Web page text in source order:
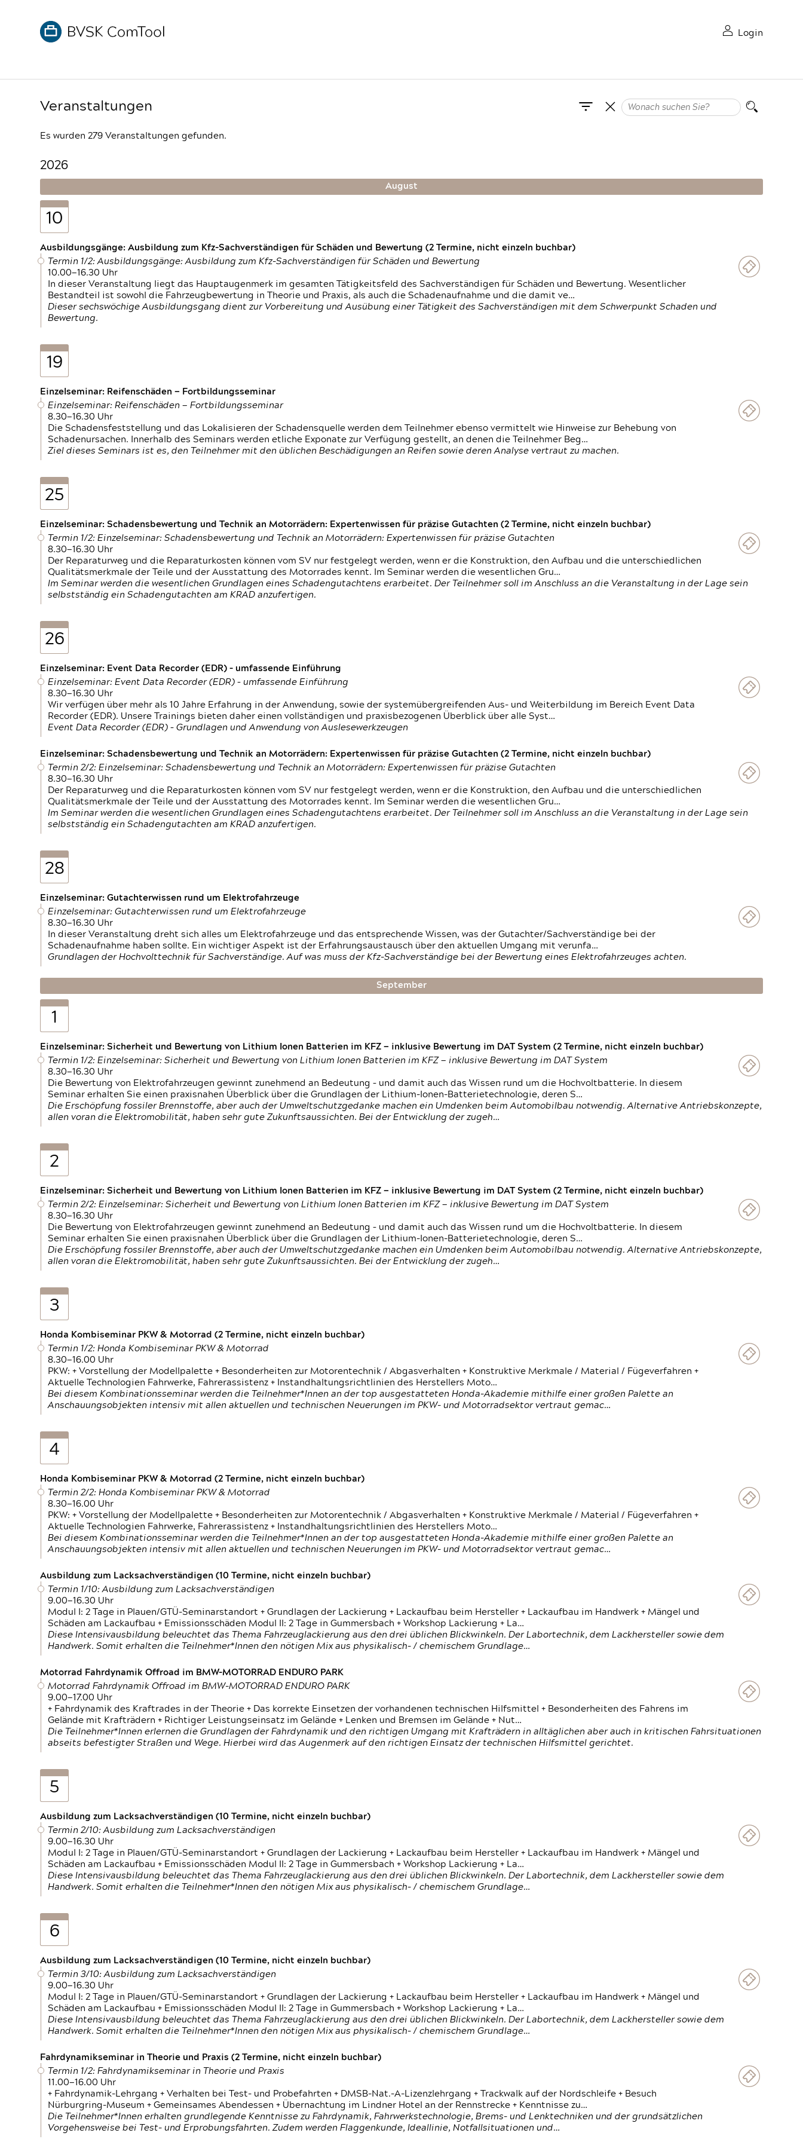
Login
Veranstaltungen
Es wurden 279 Veranstaltungen gefunden.
2026
August
10
Ausbildungsgänge: Ausbildung zum Kfz-Sachverständigen für Schäden und Bewertung (2 Termine, nicht einzeln buchbar)
Termin 1/2: Ausbildungsgänge: Ausbildung zum Kfz-Sachverständigen für Schäden und Bewertung
10.00—16.30 Uhr
In dieser Veranstaltung liegt das Hauptaugenmerk im gesamten Tätigkeitsfeld des Sachverständigen für Schäden und Bewertung. Wesentlicher
Bestandteil ist sowohl die Fahrzeugbewertung in Theorie und Praxis, als auch die Schadenaufnahme und die damit ve…
Dieser sechswöchige Ausbildungsgang dient zur Vorbereitung und Ausübung einer Tätigkeit des Sachverständigen mit dem Schwerpunkt Schaden und
Bewertung.
19
Einzelseminar: Reifenschäden — Fortbildungsseminar
Einzelseminar: Reifenschäden — Fortbildungsseminar
8.30—16.30 Uhr
Die Schadensfeststellung und das Lokalisieren der Schadensquelle werden dem Teilnehmer ebenso vermittelt wie Hinweise zur Behebung von
Schadenursachen. Innerhalb des Seminars werden etliche Exponate zur Verfügung gestellt, an denen die Teilnehmer Beg…
Ziel dieses Seminars ist es, den Teilnehmer mit den üblichen Beschädigungen an Reifen sowie deren Analyse vertraut zu machen.
25
Einzelseminar: Schadensbewertung und Technik an Motorrädern: Expertenwissen für präzise Gutachten (2 Termine, nicht einzeln buchbar)
Termin 1/2: Einzelseminar: Schadensbewertung und Technik an Motorrädern: Expertenwissen für präzise Gutachten
8.30—16.30 Uhr
Der Reparaturweg und die Reparaturkosten können vom SV nur festgelegt werden, wenn er die Konstruktion, den Aufbau und die unterschiedlichen
Qualitätsmerkmale der Teile und der Ausstattung des Motorrades kennt. Im Seminar werden die wesentlichen Gru…
Im Seminar werden die wesentlichen Grundlagen eines Schadengutachtens erarbeitet. Der Teilnehmer soll im Anschluss an die Veranstaltung in der Lage sein
selbstständig ein Schadengutachten am KRAD anzufertigen.
26
Einzelseminar: Event Data Recorder (EDR) – umfassende Einführung
Einzelseminar: Event Data Recorder (EDR) – umfassende Einführung
8.30—16.30 Uhr
Wir verfügen über mehr als 10 Jahre Erfahrung in der Anwendung, sowie der systemübergreifenden Aus- und Weiterbildung im Bereich Event Data
Recorder (EDR). Unsere Trainings bieten daher einen vollständigen und praxisbezogenen Überblick über alle Syst…
Event Data Recorder (EDR) – Grundlagen und Anwendung von Auslesewerkzeugen
Einzelseminar: Schadensbewertung und Technik an Motorrädern: Expertenwissen für präzise Gutachten (2 Termine, nicht einzeln buchbar)
Termin 2/2: Einzelseminar: Schadensbewertung und Technik an Motorrädern: Expertenwissen für präzise Gutachten
8.30—16.30 Uhr
Der Reparaturweg und die Reparaturkosten können vom SV nur festgelegt werden, wenn er die Konstruktion, den Aufbau und die unterschiedlichen
Qualitätsmerkmale der Teile und der Ausstattung des Motorrades kennt. Im Seminar werden die wesentlichen Gru…
Im Seminar werden die wesentlichen Grundlagen eines Schadengutachtens erarbeitet. Der Teilnehmer soll im Anschluss an die Veranstaltung in der Lage sein
selbstständig ein Schadengutachten am KRAD anzufertigen.
28
Einzelseminar: Gutachterwissen rund um Elektrofahrzeuge
Einzelseminar: Gutachterwissen rund um Elektrofahrzeuge
8.30—16.30 Uhr
In dieser Veranstaltung dreht sich alles um Elektrofahrzeuge und das entsprechende Wissen, was der Gutachter/Sachverständige bei der
Schadenaufnahme haben sollte. Ein wichtiger Aspekt ist der Erfahrungsaustausch über den aktuellen Umgang mit verunfa…
Grundlagen der Hochvolttechnik für Sachverständige. Auf was muss der Kfz-Sachverständige bei der Bewertung eines Elektrofahrzeuges achten.
September
1
Einzelseminar: Sicherheit und Bewertung von Lithium Ionen Batterien im KFZ — inklusive Bewertung im DAT System (2 Termine, nicht einzeln buchbar)
Termin 1/2: Einzelseminar: Sicherheit und Bewertung von Lithium Ionen Batterien im KFZ — inklusive Bewertung im DAT System
8.30—16.30 Uhr
Die Bewertung von Elektrofahrzeugen gewinnt zunehmend an Bedeutung – und damit auch das Wissen rund um die Hochvoltbatterie. In diesem
Seminar erhalten Sie einen praxisnahen Überblick über die Grundlagen der Lithium-Ionen-Batterietechnologie, deren S…
Die Erschöpfung fossiler Brennstoffe, aber auch der Umweltschutzgedanke machen ein Umdenken beim Automobilbau notwendig. Alternative Antriebskonzepte,
allen voran die Elektromobilität, haben sehr gute Zukunftsaussichten. Bei der Entwicklung der zugeh…
2
Einzelseminar: Sicherheit und Bewertung von Lithium Ionen Batterien im KFZ — inklusive Bewertung im DAT System (2 Termine, nicht einzeln buchbar)
Termin 2/2: Einzelseminar: Sicherheit und Bewertung von Lithium Ionen Batterien im KFZ — inklusive Bewertung im DAT System
8.30—16.30 Uhr
Die Bewertung von Elektrofahrzeugen gewinnt zunehmend an Bedeutung – und damit auch das Wissen rund um die Hochvoltbatterie. In diesem
Seminar erhalten Sie einen praxisnahen Überblick über die Grundlagen der Lithium-Ionen-Batterietechnologie, deren S…
Die Erschöpfung fossiler Brennstoffe, aber auch der Umweltschutzgedanke machen ein Umdenken beim Automobilbau notwendig. Alternative Antriebskonzepte,
allen voran die Elektromobilität, haben sehr gute Zukunftsaussichten. Bei der Entwicklung der zugeh…
3
Honda Kombiseminar PKW & Motorrad (2 Termine, nicht einzeln buchbar)
Termin 1/2: Honda Kombiseminar PKW & Motorrad
8.30—16.00 Uhr
PKW: + Vorstellung der Modellpalette + Besonderheiten zur Motorentechnik / Abgasverhalten + Konstruktive Merkmale / Material / Fügeverfahren +
Aktuelle Technologien Fahrwerke, Fahrerassistenz + Instandhaltungsrichtlinien des Herstellers Moto…
Bei diesem Kombinationsseminar werden die Teilnehmer*Innen an der top ausgestatteten Honda-Akademie mithilfe einer großen Palette an
Anschauungsobjekten intensiv mit allen aktuellen und technischen Neuerungen im PKW- und Motorradsektor vertraut gemac…
4
Honda Kombiseminar PKW & Motorrad (2 Termine, nicht einzeln buchbar)
Termin 2/2: Honda Kombiseminar PKW & Motorrad
8.30—16.00 Uhr
PKW: + Vorstellung der Modellpalette + Besonderheiten zur Motorentechnik / Abgasverhalten + Konstruktive Merkmale / Material / Fügeverfahren +
Aktuelle Technologien Fahrwerke, Fahrerassistenz + Instandhaltungsrichtlinien des Herstellers Moto…
Bei diesem Kombinationsseminar werden die Teilnehmer*Innen an der top ausgestatteten Honda-Akademie mithilfe einer großen Palette an
Anschauungsobjekten intensiv mit allen aktuellen und technischen Neuerungen im PKW- und Motorradsektor vertraut gemac…
Ausbildung zum Lacksachverständigen (10 Termine, nicht einzeln buchbar)
Termin 1/10: Ausbildung zum Lacksachverständigen
9.00—16.30 Uhr
Modul I: 2 Tage in Plauen/GTÜ-Seminarstandort + Grundlagen der Lackierung + Lackaufbau beim Hersteller + Lackaufbau im Handwerk + Mängel und
Schäden am Lackaufbau + Emissionsschäden Modul II: 2 Tage in Gummersbach + Workshop Lackierung + La…
Diese Intensivausbildung beleuchtet das Thema Fahrzeuglackierung aus den drei üblichen Blickwinkeln. Der Labortechnik, dem Lackhersteller sowie dem
Handwerk. Somit erhalten die Teilnehmer*Innen den nötigen Mix aus physikalisch- / chemischem Grundlage…
Motorrad Fahrdynamik Offroad im BMW-MOTORRAD ENDURO PARK
Motorrad Fahrdynamik Offroad im BMW-MOTORRAD ENDURO PARK
9.00—17.00 Uhr
+ Fahrdynamik des Kraftrades in der Theorie + Das korrekte Einsetzen der vorhandenen technischen Hilfsmittel + Besonderheiten des Fahrens im
Gelände mit Krafträdern + Richtiger Leistungseinsatz im Gelände + Lenken und Bremsen im Gelände + Nut…
Die Teilnehmer*Innen erlernen die Grundlagen der Fahrdynamik und den richtigen Umgang mit Krafträdern in alltäglichen aber auch in kritischen Fahrsituationen
abseits befestigter Straßen und Wege. Hierbei wird das Augenmerk auf den richtigen Einsatz der technischen Hilfsmittel gerichtet.
5
Ausbildung zum Lacksachverständigen (10 Termine, nicht einzeln buchbar)
Termin 2/10: Ausbildung zum Lacksachverständigen
9.00—16.30 Uhr
Modul I: 2 Tage in Plauen/GTÜ-Seminarstandort + Grundlagen der Lackierung + Lackaufbau beim Hersteller + Lackaufbau im Handwerk + Mängel und
Schäden am Lackaufbau + Emissionsschäden Modul II: 2 Tage in Gummersbach + Workshop Lackierung + La…
Diese Intensivausbildung beleuchtet das Thema Fahrzeuglackierung aus den drei üblichen Blickwinkeln. Der Labortechnik, dem Lackhersteller sowie dem
Handwerk. Somit erhalten die Teilnehmer*Innen den nötigen Mix aus physikalisch- / chemischem Grundlage…
6
Ausbildung zum Lacksachverständigen (10 Termine, nicht einzeln buchbar)
Termin 3/10: Ausbildung zum Lacksachverständigen
9.00—16.30 Uhr
Modul I: 2 Tage in Plauen/GTÜ-Seminarstandort + Grundlagen der Lackierung + Lackaufbau beim Hersteller + Lackaufbau im Handwerk + Mängel und
Schäden am Lackaufbau + Emissionsschäden Modul II: 2 Tage in Gummersbach + Workshop Lackierung + La…
Diese Intensivausbildung beleuchtet das Thema Fahrzeuglackierung aus den drei üblichen Blickwinkeln. Der Labortechnik, dem Lackhersteller sowie dem
Handwerk. Somit erhalten die Teilnehmer*Innen den nötigen Mix aus physikalisch- / chemischem Grundlage…
Fahrdynamikseminar in Theorie und Praxis (2 Termine, nicht einzeln buchbar)
Termin 1/2: Fahrdynamikseminar in Theorie und Praxis
11.00—16.00 Uhr
+ Fahrdynamik-Lehrgang + Verhalten bei Test- und Probefahrten + DMSB-Nat.-A-Lizenzlehrgang + Trackwalk auf der Nordschleife + Besuch
Nürburgring-Museum + Gemeinsames Abendessen + Übernachtung im Lindner Hotel an der Rennstrecke + Kenntnisse zu…
Die Teilnehmer*Innen erhalten grundlegende Kenntnisse zu Fahrdynamik, Fahrwerkstechnologie, Brems- und Lenktechniken und der grundsätzlichen
Vorgehensweise bei Test- und Erprobungsfahrten. Zudem werden Flaggenkunde, Ideallinie, Notfallsituationen und…